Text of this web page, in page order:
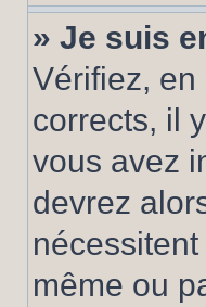
» Je suis
Vérifiez, en
corrects, il
vous avez
devrez
même ou